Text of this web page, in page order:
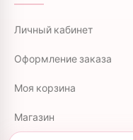
Личный кабинет
Оформление заказа
Моя корзина
Магазин